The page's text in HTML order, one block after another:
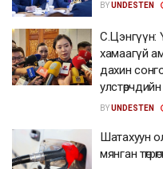
BYUNDESTEN
С.Цэнгүүн:
хамаагүй
дахин
BYUNDESTEN
Шатахуун
мянган